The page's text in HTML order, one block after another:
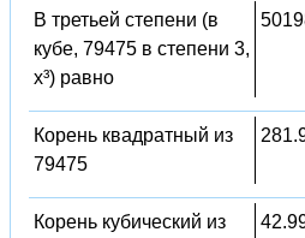
В третьей степени (в
кубе, 79475 в степени 3,
x³) равно
Корень квадратный из
79475
Корень кубический из